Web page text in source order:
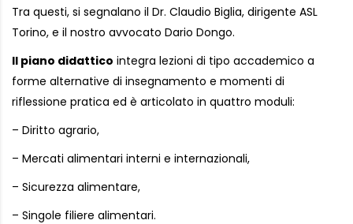
Tra questi, si segnalano il Dr. Claudio Biglia, dirigente ASL
Torino, e il nostro avvocato Dario Dongo.
Il piano didattico integra lezioni di tipo accademico a
forme alternative di insegnamento e momenti di
riflessione pratica ed è articolato in quattro moduli:
– Diritto agrario,
– Mercati alimentari interni e internazionali,
– Sicurezza alimentare,
– Singole filiere alimentari.